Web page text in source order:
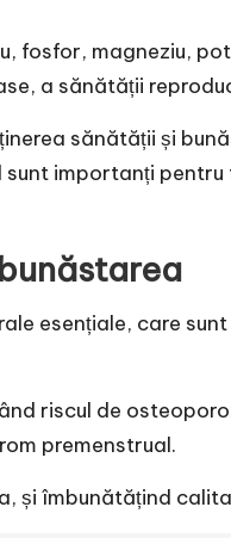
fosfor, magneziu,
a sănătății
sănătății și
importanți
esențiale, care
riscul de
premenstrual.
și îmbunătățind